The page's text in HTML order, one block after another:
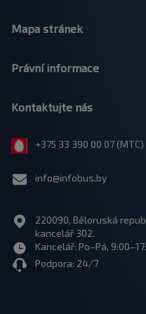
Mapa stránek
Právní informace
Kontaktujte nás
+375 33 390 00 07 (МТС)
info@infobus.by
220090, Běloruská
kancelář 302.
Kancelář: Po–Pá,
Podpora: 24/7